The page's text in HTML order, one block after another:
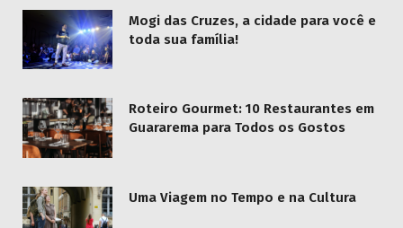
Mogi das Cruzes, a cidade para você e
toda sua família!
Roteiro Gourmet: 10 Restaurantes em
Guararema para Todos os Gostos
Uma Viagem no Tempo e na Cultura